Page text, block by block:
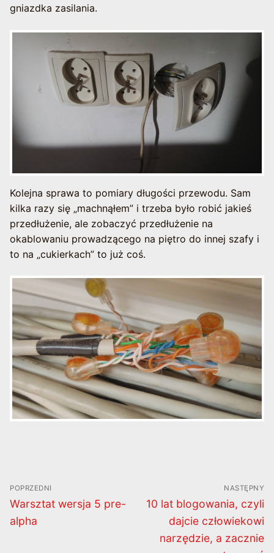
gniazdka zasilania.
Kolejna sprawa to pomiary długości przewodu. Sam
kilka razy się „machnąłem” i trzeba było robić jakieś
przedłużenie, ale zobaczyć przedłużenie na
okablowaniu prowadzącego na piętro do innej szafy i
to na „cukierkach” to już coś.
Nawigacja
wpisu
POPRZEDNI
Poprzedni
wpis:
Warsztat wersja 5 pre-
alpha
NASTĘPNY
Następny
10 lat blogowania, czyli
dajcie człowiekowi
narzędzie, a zacznie